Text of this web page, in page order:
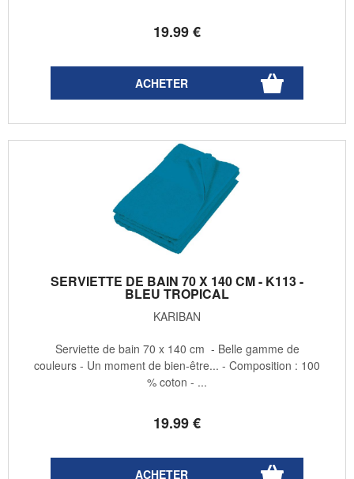
19.99€
SERVIETTE DE BAIN 70 X 140 CM - K113 -
BLEU TROPICAL
KARIBAN
19.99€
Serviette de bain 70 x 140 cm - Belle gamme de
couleurs - Un moment de bien-être... - Composition : 100
% coton - ...